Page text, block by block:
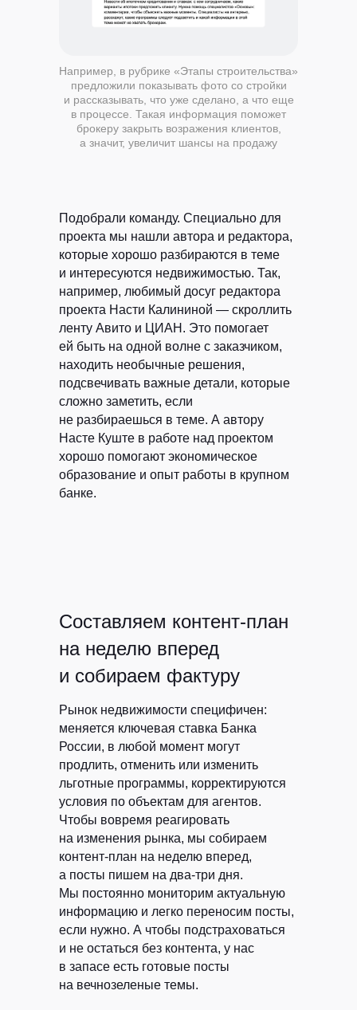
Например, в рубрике «Этапы строительства»
предложили показывать фото со стройки
и рассказывать, что уже сделано, а что еще
в процессе. Такая информация поможет
брокеру закрыть возражения клиентов,
а значит, увеличит шансы на продажу
Подобрали команду. Специально для
проекта мы нашли автора и редактора,
которые хорошо разбираются в теме
и интересуются недвижимостью. Так,
например, любимый досуг редактора
проекта Насти Калининой — скроллить
ленту Авито и ЦИАН. Это помогает
ей быть на одной волне с заказчиком,
находить необычные решения,
подсвечивать важные детали, которые
сложно заметить, если
не разбираешься в теме. А автору
Насте Куште в работе над проектом
хорошо помогают экономическое
образование и опыт работы в крупном
банке.
Составляем контент-план
на неделю вперед
и собираем фактуру
Рынок недвижимости специфичен:
меняется ключевая ставка Банка
России, в любой момент могут
продлить, отменить или изменить
льготные программы, корректируются
условия по объектам для агентов.
Чтобы вовремя реагировать
на изменения рынка, мы собираем
контент-план на неделю вперед,
а посты пишем на два-три дня.
Мы постоянно мониторим актуальную
информацию и легко переносим посты,
если нужно. А чтобы подстраховаться
и не остаться без контента, у нас
в запасе есть готовые посты
на вечнозеленые темы.